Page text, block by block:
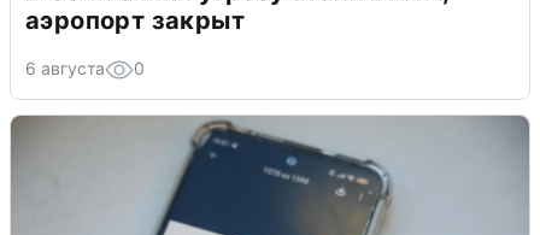
аэропорт закрыт
6 августа 0